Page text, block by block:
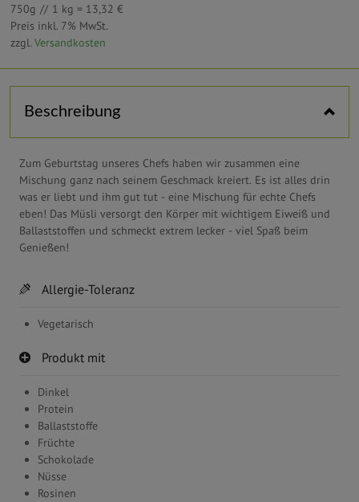
750g
1 kg = 13,32 €
Preis inkl. 7% MwSt.
zzgl. Versandkosten
Beschreibung
Zum Geburtstag unseres Chefs haben wir zusammen eine
Mischung ganz nach seinem Geschmack kreiert. Es ist alles drin
was er liebt und ihm gut tut - eine Mischung für echte Chefs
eben! Das Müsli versorgt den Körper mit wichtigem Eiweiß und
Ballaststoffen und schmeckt extrem lecker - viel Spaß beim
Genießen!
Allergie-Toleranz
Vegetarisch
Produkt mit
Dinkel
Protein
Ballaststoffe
Früchte
Schokolade
Nüsse
Rosinen